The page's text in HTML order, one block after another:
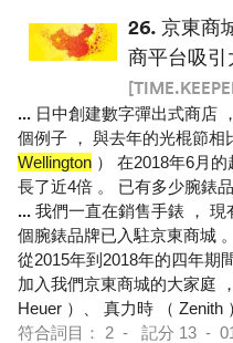
26. 京東商
商平台吸
... 日中創建數字彈出式商店
個例子 ， 與去年的光棍節相
Wellington ） 在2018年6月
長了近4倍 。 已有多少腕錶
... 我們一直在銷售手錶 ，
個腕錶品牌已入駐京東商城
從2015年到2018年的四年期
加入我們京東商城的大家庭
Heuer ）、 真力時 （ Zenith
符合詞目： 2 - 記分 13 -